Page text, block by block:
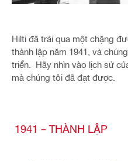
Hilti đã trải qua một chặng
thành lập năm 1941, và
triển. Hãy nhìn vào lịch sử
mà chúng tôi đã đạt được.
1941 – THÀNH LẬP